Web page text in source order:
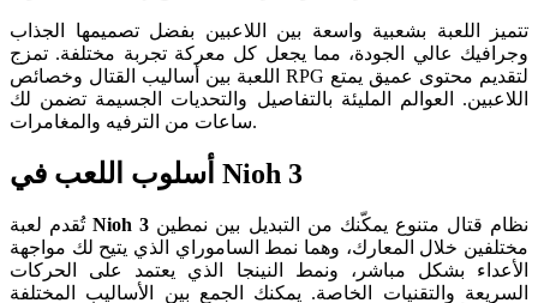
تتميز اللعبة بشعبية واسعة بين اللاعبين بفضل تصميمها الجذاب
وجرافيك عالي الجودة، مما يجعل كل معركة تجربة مختلفة. تمزج
اللعبة بين أساليب القتال وخصائص RPG لتقديم محتوى عميق يمتع
اللاعبين. العوالم المليئة بالتفاصيل والتحديات الجسيمة تضمن لك
ساعات من الترفيه والمغامرات.
أسلوب اللعب في Nioh 3
تُقدم لعبةNioh 3
مختلفين خلال المعارك، وهما نمط الساموراي الذي يتيح لك مواجهة
الأعداء بشكل مباشر، ونمط النينجا الذي يعتمد على الحركات
السريعة والتقنيات الخاصة. يمكنك الجمع بين الأساليب المختلفة